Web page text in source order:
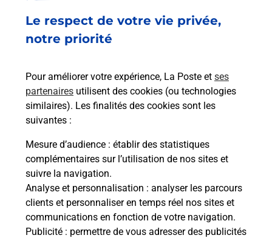
Le respect de votre vie privée,
notre priorité
Pour améliorer votre expérience, La Poste et ses
partenaires utilisent des cookies (ou technologies
similaires). Les finalités des cookies sont les
suivantes :
Mesure d’audience : établir des statistiques
complémentaires sur l’utilisation de nos sites et
suivre la navigation.
Analyse et personnalisation : analyser les parcours
clients et personnaliser en temps réel nos sites et
communications en fonction de votre navigation.
Publicité : permettre de vous adresser des publicités
Acheter un iPhone neuf ou reconditionné
Vous recherchez un smartphone pas cher proche
de chez vous ? Découvrez notre offre de
téléphones iPhone Apple dans vos bureaux de
Poste à VALLEIRY LES CITADIES (74520) !
En savoir plus